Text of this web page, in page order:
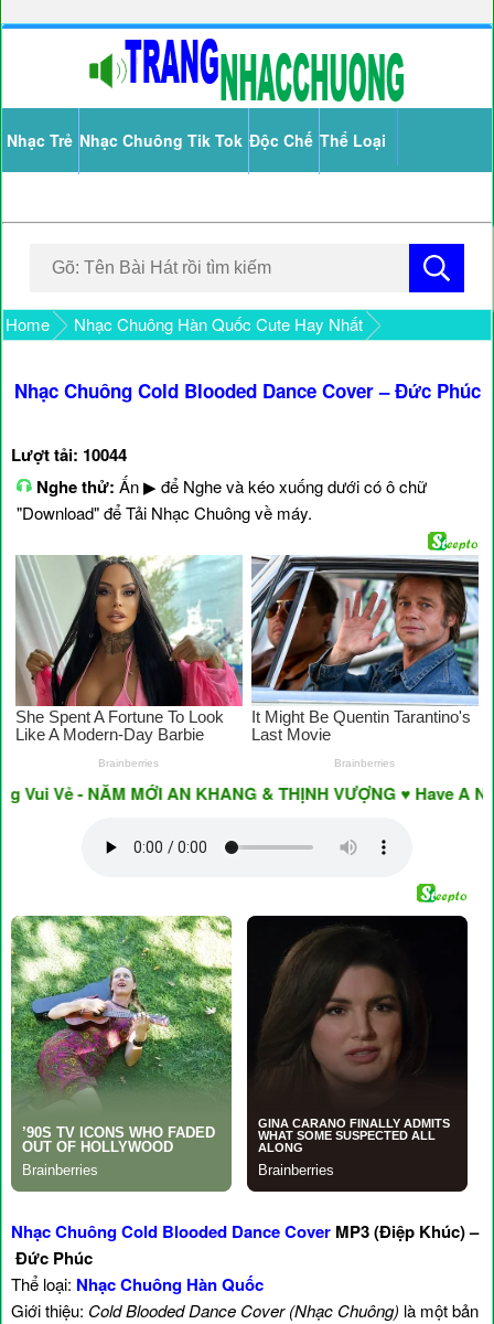
Nhạc Trẻ Nhạc Chuông Tik Tok Độc Chế Thể Loại
Home Nhạc Chuông Hàn Quốc Cute Hay Nhất
Nhạc Chuông Cold Blooded Dance Cover – Đức Phúc
Lượt tải: 10044
Nghe thử: Ấn ▶ để Nghe và kéo xuống dưới có ô chữ
"Download" để Tải Nhạc Chuông về máy.
Vẻ - NĂM MỚI AN KHANG & THỊNH VƯỢNG ♥ Have A Nice
Nhạc Chuông Cold Blooded Dance Cover MP3 (Điệp Khúc) –
Đức Phúc
Thể loại: Nhạc Chuông Hàn Quốc
Giới thiệu: Cold Blooded Dance Cover (Nhạc Chuông) là một bản